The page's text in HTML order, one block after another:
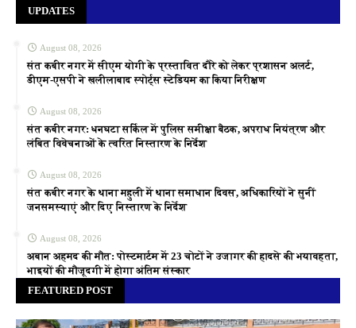
UPDATES
August 08, 2026
संत कबीर नगर में सीएम योगी के प्रस्तावित दौरे को लेकर प्रशासन अलर्ट,
डीएम-एसपी ने खलीलाबाद स्पोर्ट्स स्टेडियम का किया निरीक्षण
August 08, 2026
संत कबीर नगर: धनघटा सर्किल में पुलिस समीक्षा बैठक, अपराध नियंत्रण और
लंबित विवेचनाओं के त्वरित निस्तारण के निर्देश
August 08, 2026
संत कबीर नगर के थाना महुली में थाना समाधान दिवस, अधिकारियों ने सुनीं
जनसमस्याएं और दिए निस्तारण के निर्देश
August 08, 2026
अबान अहमद की मौत: पोस्टमार्टम में 23 चोटों ने उजागर की हादसे की भयावहता,
भाइयों की मौजूदगी में होगा अंतिम संस्कार
FEATURED POST